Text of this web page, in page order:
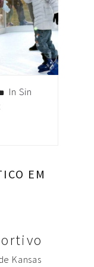
In Sin
EM
Kansas